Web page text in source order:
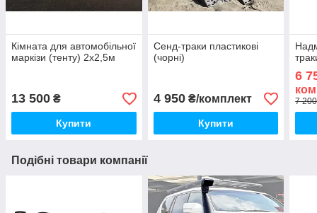
Кімната для автомобільної
маркізи (тенту) 2х2,5м
13 500 ₴
Купити
Сенд-траки пластикові
(чорні)
4 950₴/комплект
Купити
6
7
Подібні товари компанії